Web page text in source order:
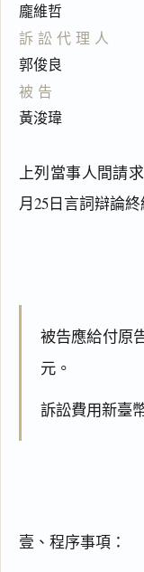
龐維哲
訴訟代理人
郭俊良
被告
黃浚瑋
上列當事人間請
月25日言詞辯論
被告應給付原
元。
訴訟費用新臺
壹、程序事項：